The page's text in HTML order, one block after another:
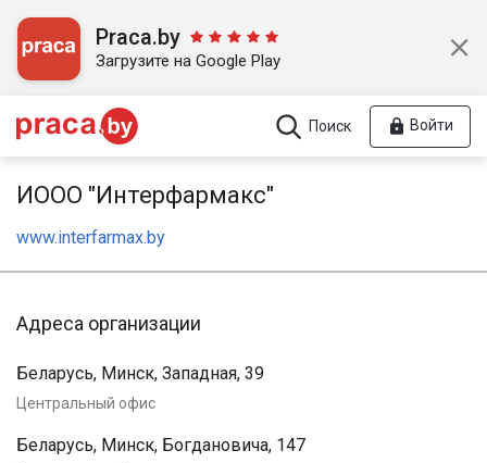
Praca.by
Загрузите на Google Play
Поиск Войти
ИООО "Интерфармакс"
www.interfarmax.by
Адреса организации
Беларусь, Минск, Западная, 39
Центральный офис
Беларусь, Минск, Богдановича, 147